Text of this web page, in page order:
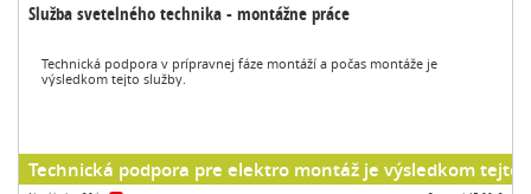
Služba svetelného technika - montážne práce
Technická podpora v prípravnej fáze montáží a počas montáže je
výsledkom tejto služby.
Technická podpora pre elektro montáž je výsledkom tejto